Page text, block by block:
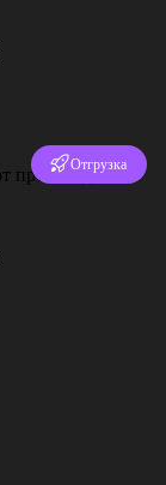
Отгрузка